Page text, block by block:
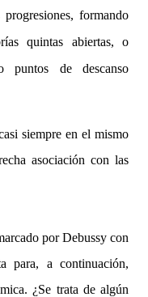
formando
quintas abiertas, o
puntos de descanso
siempre en el mismo
asociación con las
por Debussy con
para, a continuación,
¿Se trata de algún